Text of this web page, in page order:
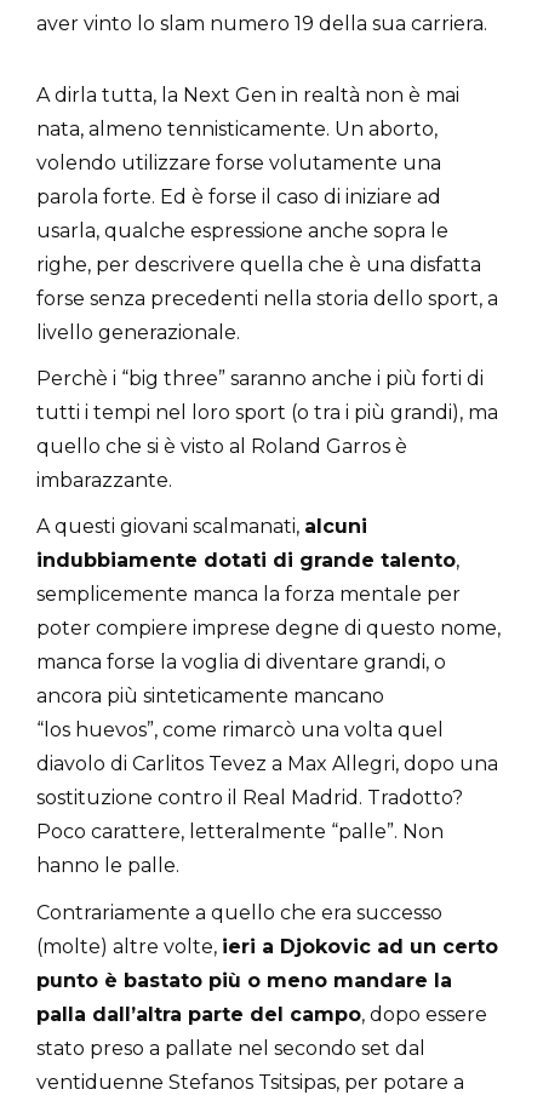
aver vinto lo slam numero 19 della sua carriera.
A dirla tutta, la Next Gen in realtà non è mai
nata, almeno tennisticamente. Un aborto,
volendo utilizzare forse volutamente una
parola forte. Ed è forse il caso di iniziare ad
usarla, qualche espressione anche sopra le
righe, per descrivere quella che è una disfatta
forse senza precedenti nella storia dello sport, a
livello generazionale.
Perchè i “big three” saranno anche i più forti di
tutti i tempi nel loro sport (o tra i più grandi), ma
quello che si è visto al Roland Garros è
imbarazzante.
A questi giovani scalmanati, alcuni
indubbiamente dotati di grande talento,
semplicemente manca la forza mentale per
poter compiere imprese degne di questo nome,
manca forse la voglia di diventare grandi, o
ancora più sinteticamente mancano
“los huevos”, come rimarcò una volta quel
diavolo di Carlitos Tevez a Max Allegri, dopo una
sostituzione contro il Real Madrid. Tradotto?
Poco carattere, letteralmente “palle”. Non
hanno le palle.
Contrariamente a quello che era successo
(molte) altre volte, ieri a Djokovic ad un certo
punto è bastato più o meno mandare la
palla dall’altra parte del campo, dopo essere
stato preso a pallate nel secondo set dal
ventiduenne Stefanos Tsitsipas, per potare a